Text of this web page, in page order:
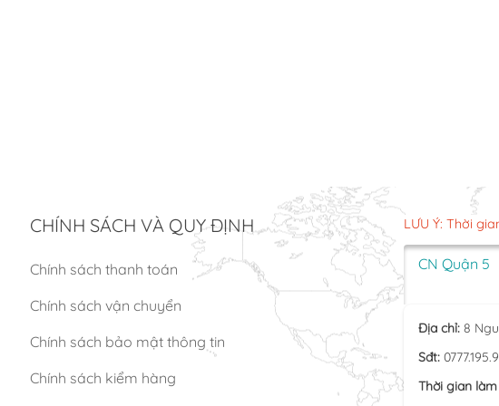
CHÍNH SÁCH VÀ QUY ĐỊNH
Chính sách thanh toán
Chính sách vận chuyển
Chính sách bảo mật thông tin
Chính sách kiểm hàng
LƯU Ý: Thời
CN Quận 5
Địa chỉ: 8
Sđt:
Thời gian